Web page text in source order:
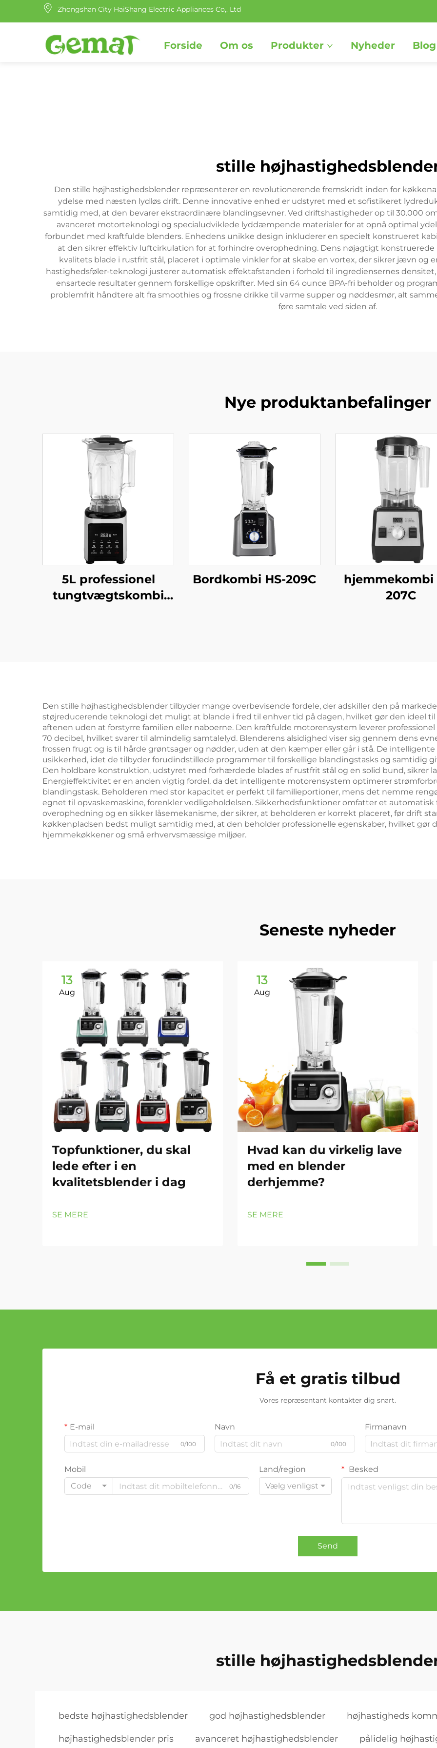
Zhongshan City HaiShang Electric Appliances Co,. Ltd
Forside Om os Produkter Nyheder Blog
stille
Den stille højhastighedsblender repræsenterer en revolutionerende fremskridt inden for
ydelse med næsten lydløs drift. Denne innovative enhed er udstyret med et sofistikeret
samtidig med, at den bevarer ekstraordinære blandingsevner. Ved driftshastigheder op til 30.000
avanceret motorteknologi og specialudviklede lyddæmpende materialer for at opnå optimal
forbundet med kraftfulde blenders. Enhedens unikke design inkluderer en specielt konstrueret
at den sikrer effektiv luftcirkulation for at forhindre overophedning. Dens nøjagtigt
kvalitets blade i rustfrit stål, placeret i optimale vinkler for at skabe en vortex, der sikrer jævn og
hastighedsføler-teknologi justerer automatisk effektafstanden i forhold til ingrediensernes
ensartede resultater gennem forskellige opskrifter. Med sin 64 ounce BPA-fri beholder og
problemfrit håndtere alt fra smoothies og frossne drikke til varme supper og nøddesmør, alt
føre samtale ved siden af.
Nye produktanbefalinger
5L professionel
tungtvægtskombi
Bordkombi HS-209C
hjemmekombi
207C
Den stille højhastighedsblender tilbyder mange overbevisende fordele, der adskiller den på
støjreducerende teknologi det muligt at blande i fred til enhver tid på dagen, hvilket gør den ideel
aftenen uden at forstyrre familien eller naboerne. Den kraftfulde motorensystem leverer
70 decibel, hvilket svarer til almindelig samtalelyd. Blenderens alsidighed viser sig gennem dens
frossen frugt og is til hårde grøntsager og nødder, uden at den kæmper eller går i stå. De
usikkerhed, idet de tilbyder forudindstillede programmer til forskellige blandingstasks og samtidig
Den holdbare konstruktion, udstyret med forhærdede blades af rustfrit stål og en solid bund, sikrer
Energieffektivitet er en anden vigtig fordel, da det intelligente motorensystem optimerer
blandingstask. Beholderen med stor kapacitet er perfekt til familieportioner, mens det nemme
egnet til opvaskemaskine, forenkler vedligeholdelsen. Sikkerhedsfunktioner omfatter et
overophedning og en sikker låsemekanisme, der sikrer, at beholderen er korrekt placeret, før drift
køkkenpladsen bedst muligt samtidig med, at den beholder professionelle egenskaber, hvilket gør
hjemmekøkkener og små erhvervsmæssige miljøer.
Seneste nyheder
13
Aug
Topfunktioner, du skal
lede efter i en
kvalitetsblender i dag
SE MERE
13
Aug
Hvad kan du virkelig lave
med en blender
derhjemme?
SE MERE
Få et gratis tilbud
Vores repræsentant kontakter dig snart.
E-mail
0/100
Navn
0/100
Firmanavn
Mobil
Code
0/16
Land/region
Vælg venligst
Besked
Send
stille
bedste højhastighedsblender god højhastighedsblender højhastigheds
højhastighedsblender pris avanceret højhastighedsblender pålidelig